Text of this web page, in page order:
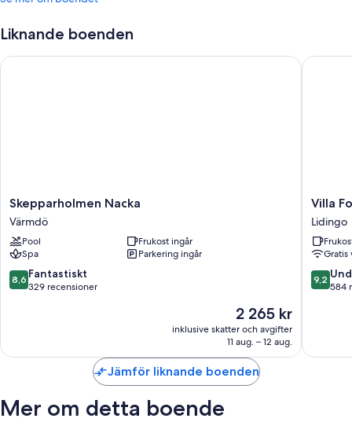
Liknande boenden
Skepparholmen
Nacka
Värmdö
Skepparholmen Nacka
Värmdö
Pool
Frukost ingår
Spa
Parkering ingår
8.6
av
8,6 Fantastiskt
329 recensioner
Priset
är
2 265 kr
2 265 kr
inklusive skatter och avgifter
11 aug. – 12 aug.
Skepparholmen Nacka
Villa
Foresta
Lidingo
Villa
Lidingo
9.2
av
9,2
584
Villa
Jämför liknande boenden
Mer om detta boende